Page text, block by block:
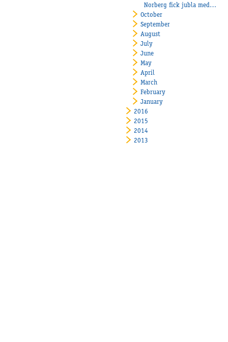
Norberg fick jubla med Elitloppsvinnaren
October
September
August
July
June
May
April
March
February
January
2016
2015
2014
2013